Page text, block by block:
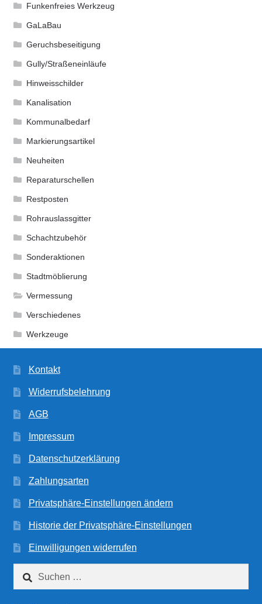
Funkenfreies Werkzeug
GaLaBau
Geruchsbeseitigung
Gully/Straßeneinläufe
Hinweisschilder
Kanalisation
Kommunalbedarf
Markierungsartikel
Neuheiten
Reparaturschellen
Restposten
Rohrauslassgitter
Schachtzubehör
Sonderaktionen
Stadtmöblierung
Vermessung
Verschiedenes
Werkzeuge
Kontakt
Widerrufsbelehrung
AGB
Impressum
Datenschutzerklärung
Zahlungsarten
Privatsphäre-Einstellungen ändern
Historie der Privatsphäre-Einstellungen
Einwilligungen widerrufen
nach: